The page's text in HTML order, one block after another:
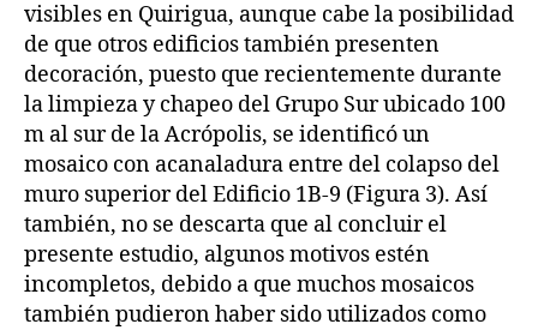
visibles en Quirigua, aunque cabe la posibilidad
de que otros edificios también presenten
decoración, puesto que recientemente durante
la limpieza y chapeo del Grupo Sur ubicado 100
m al sur de la Acrópolis, se identificó un
mosaico con acanaladura entre del colapso del
muro superior del Edificio 1B-9 (Figura 3). Así
también, no se descarta que al concluir el
presente estudio, algunos motivos estén
incompletos, debido a que muchos mosaicos
también pudieron haber sido utilizados como